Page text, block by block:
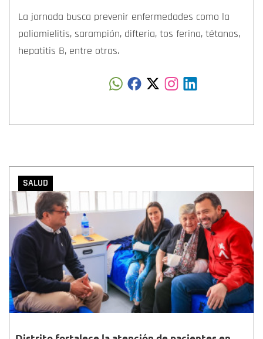
La jornada busca prevenir enfermedades como la
poliomielitis, sarampión, difteria, tos ferina, tétanos,
hepatitis B, entre otras.
SALUD